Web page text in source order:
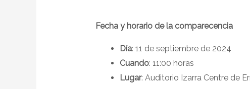
Fecha y horario de la comparecencia
Día: 11 de septiembre de 2024
Cuando: 11:00 horas
Lugar: Auditorio Izarra Centre de